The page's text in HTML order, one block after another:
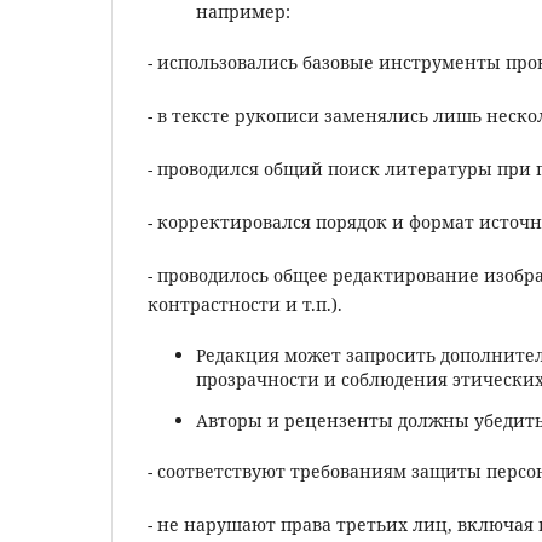
например:
- использовались базовые инструменты
- в тексте рукописи заменялись лишь
- проводился общий поиск литературы
- корректировался порядок и формат
- проводилось общее редактирование
контрастности и т.п.).
Редакция может запросить
прозрачности и соблюдения
Авторы и рецензенты должны
- соответствуют требованиям защиты
- не нарушают права третьих лиц, включая